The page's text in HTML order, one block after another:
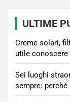
ULTIME
Creme solari,
utile conoscere
Sei luoghi
sempre: